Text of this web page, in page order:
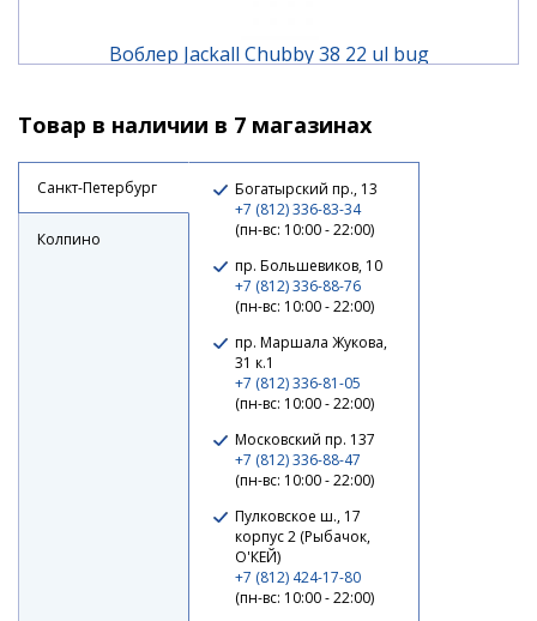
Воблер Jackall Chubby 38 22 ul bug
1 190 ₽
Воблер Jackall Chubby 38 bone
1 190 ₽
Товар в наличии в 7 магазинах
Санкт-Петербург
Колпино
Богатырский пр., 13
+7 (812) 336-83-34
(пн-вс: 10:00 - 22:00)
пр. Большевиков, 10
+7 (812) 336-88-76
(пн-вс: 10:00 - 22:00)
пр. Маршала Жукова,
31 к.1
+7 (812) 336-81-05
(пн-вс: 10:00 - 22:00)
Московский пр. 137
+7 (812) 336-88-47
(пн-вс: 10:00 - 22:00)
Пулковское ш., 17
корпус 2 (Рыбачок,
О'КЕЙ)
+7 (812) 424-17-80
(пн-вс: 10:00 - 22:00)